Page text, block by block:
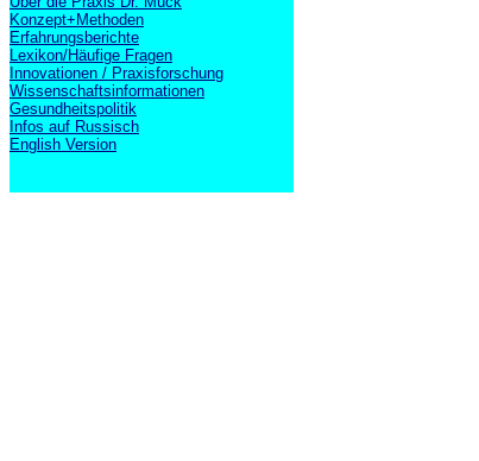
Konzept+Methoden
Erfahrungsberichte
Lexikon/Häufige Fragen
Innovationen / Praxisforschung
Wissenschaftsinformationen
Gesundheitspolitik
Infos auf Russisch
English Version